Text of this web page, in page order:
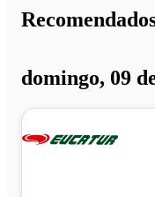
domingo, 09